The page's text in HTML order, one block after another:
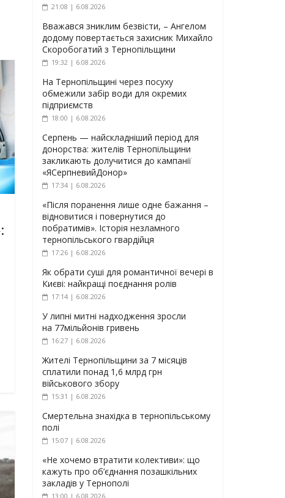
21:08 | 6.08.2026
Вважався зниклим безвісти, – Ангелом
додому повертається захисник Михайло
Скоробогатий з Тернопільщини
19:32 | 6.08.2026
На Тернопільщині через посуху
обмежили забір води для окремих
підприємств
18:00 | 6.08.2026
Серпень — найскладніший період для
донорства: жителів Тернопільщини
закликають долучитися до кампанії
«ЯСерпневийДонор»
17:34 | 6.08.2026
«Після поранення лише одне бажання –
відновитися і повернутися до
побратимів». Історія незламного
тернопільського гвардійця
17:26 | 6.08.2026
Як обрати суші для романтичної вечері в
Києві: найкращі поєднання ролів
17:14 | 6.08.2026
У липні митні надходження зросли
на 77мільйонів гривень
16:27 | 6.08.2026
Жителі Тернопільщини за 7 місяців
сплатили понад 1,6 млрд грн
військового збору
15:31 | 6.08.2026
Смертельна знахідка в тернопільському
полі
15:07 | 6.08.2026
«Не хочемо втратити колективи»: що
кажуть про об’єднання позашкільних
закладів у Тернополі
13:00 | 6.08.2026